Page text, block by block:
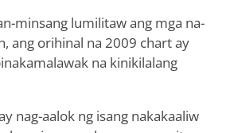
minsang lumilitaw ang mga na-
ang orihinal na 2009 chart ay
na kinikilalang
nag-aalok ng isang nakakaaliw